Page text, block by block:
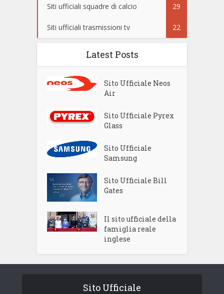
Siti ufficiali squadre di calcio 29
Siti ufficiali trasmissioni tv 22
Latest Posts
Sito Ufficiale Neos
Air
Sito Ufficiale Pyrex
Glass
Sito Ufficiale
Samsung
Sito Ufficiale Bill
Gates
Il sito ufficiale della
famiglia reale
inglese
Sito Ufficiale